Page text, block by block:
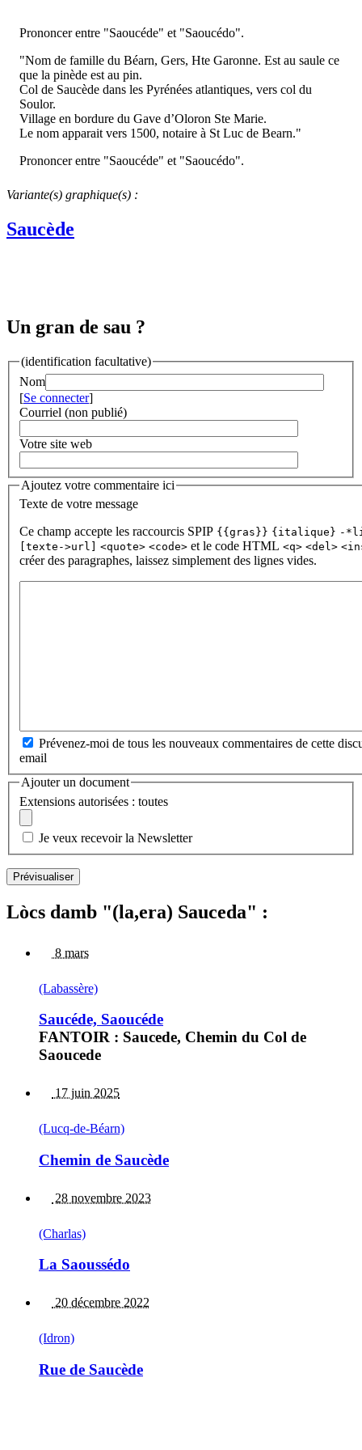
Prononcer entre "Saoucéde" et "Saoucédo".
"Nom de famille du Béarn, Gers, Hte Garonne. Est au saule ce
que la pinède est au pin.
Col de Saucède dans les Pyrénées atlantiques, vers col du
Soulor.
Village en bordure du Gave d’Oloron Ste Marie.
Le nom apparait vers 1500, notaire à St Luc de Bearn."
Prononcer entre "Saoucéde" et "Saoucédo".
Variante(s) graphique(s) :
Saucède
Un gran de sau ?
(identification facultative)
Nom
[Se connecter]
Courriel (non publié)
Votre site web
Ajoutez votre commentaire ici
Texte de votre message
Ce champ accepte les raccourcis SPIP {{gras}} {italique} -
[texte->url]
<quote> <code> et le code HTML <q> <del>
créer des paragraphes, laissez simplement des lignes vides.
Prévenez-moi de tous les nouveaux commentaires de cette
email
Ajouter un document
Extensions autorisées : toutes
Je veux recevoir la Newsletter
Lòcs damb "(la,era) Sauceda" :
8 mars
(Labassère)
Saucéde, Saoucéde
FANTOIR : Saucede, Chemin du Col de
Saoucede
17 juin 2025
(Lucq-de-Béarn)
Chemin de Saucède
28 novembre 2023
(Charlas)
La Saoussédo
20 décembre 2022
(Idron)
Rue de Saucède